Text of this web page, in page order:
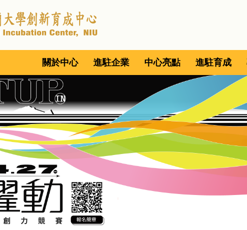
關於中心 進駐企業 中心亮點 進駐育成